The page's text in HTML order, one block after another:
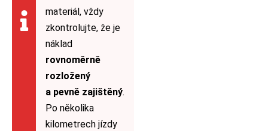
materiál, vždy
zkontrolujte, že je
náklad
rovnoměrně
rozložený
a pevně zajištěný.
Po několika
kilometrech jízdy